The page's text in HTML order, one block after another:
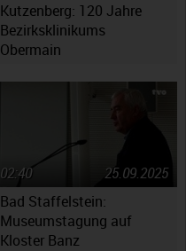
Kutzenberg: 120 Jahre
Bezirksklinikums
Obermain
Bad Staffelstein:
Museumstagung auf
Kloster Banz
25.09.2025
02:40